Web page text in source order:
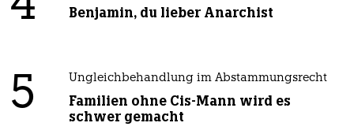
Benjamin, du lieber Anarchist
5 Ungleichbehandlung im Abstammungsrecht
Familien ohne Cis-Mann wird es
schwer gemacht